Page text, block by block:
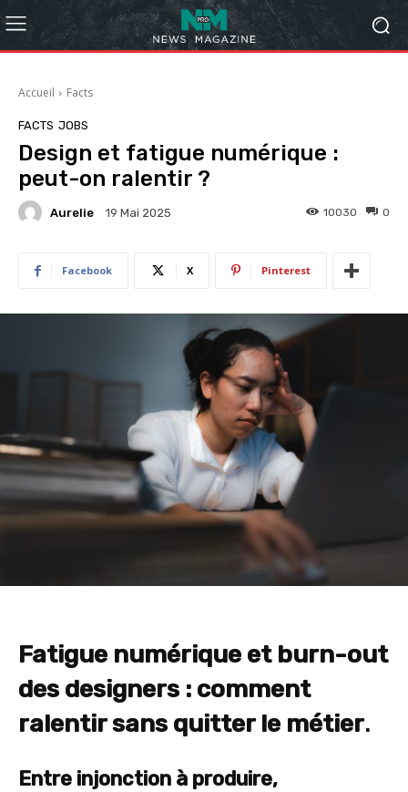
Accueil Facts
FACTS JOBS
Design et fatigue numérique :
peut-on ralentir ?
Aurelie 19 Mai 2025 0
10030
Facebook X Pinterest
Fatigue numérique et burn-out
des designers : comment
ralentir sans quitter le métier.
Entre injonction à produire,